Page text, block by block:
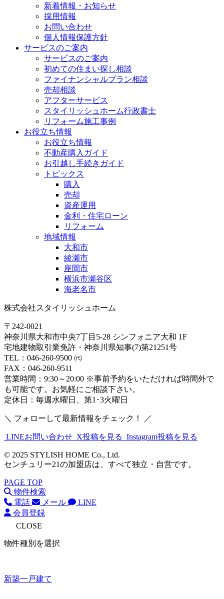
新着情報・お知らせ
採用情報
お問い合わせ
個人情報保護方針
サービスのご案内
サービスのご案内
初めての住まい探し相談
ファイナンシャルプラン相談
売却相談
アフターサービス
スタイリッシュホーム行政書士
リフォーム施工事例
お役立ち情報
お役立ち情報
不動産購入ガイド
お引越し手続きガイド
トピックス
購入
売却
資産運用
金利・住宅ローン
リフォーム
地域情報
大和市
綾瀬市
座間市
横浜市瀬谷区
海老名市
株式会社スタイリッシュホーム
〒242-0021
神奈川県大和市中央7丁目5-28 シンフォニア大和 1F
宅地建物取引業免許・神奈川県知事(7)第21251号
TEL：046-260-9500 ㈹
FAX：046-260-9511
営業時間：9:30～20:00 ※事前予約をいただければ時間外で
も可能です。お気軽にご相談下さい。
定休日：毎週水曜日、第1･3火曜日
＼ フォローして最新情報をチェック！ ／
LINEお問い合わせ X投稿を見る Instagram投稿を見る
© 2025 STYLISH HOME Co., Ltd.
センチュリー21の加盟店は、すべて独立・自営です。
PAGE TOP
物件検索
電話
メール
LINE
会員登録
CLOSE
物件種別を選択
新築一戸建て